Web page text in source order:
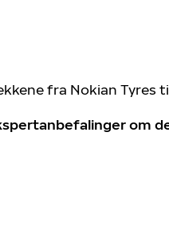
fra Nokian Tyres
om